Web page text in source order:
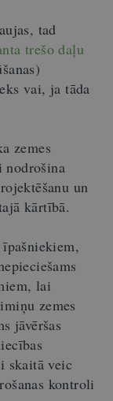
tad
trešo daļu
vai, ja tāda
zemes
un
kārtībā.
lai
zemes
jāvēršas
skaitā veic
kontroli